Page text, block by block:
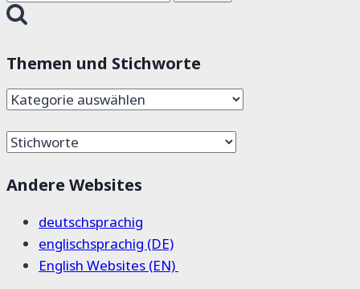
nach:
Themen und Stichworte
Themen
Stichworte
Andere Websites
deutschsprachig
englischsprachig (DE)
English Websites (EN)